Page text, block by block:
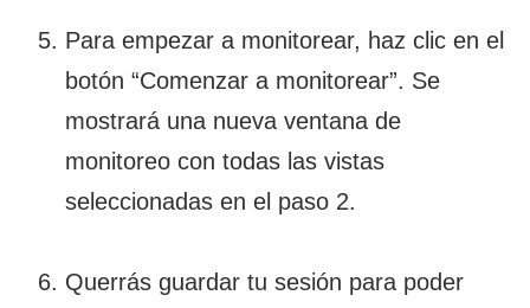
Para empezar a monitorear, haz clic en el
botón “Comenzar a monitorear”. Se
mostrará una nueva ventana de
monitoreo con todas las vistas
seleccionadas en el paso 2.
Querrás guardar tu sesión para poder